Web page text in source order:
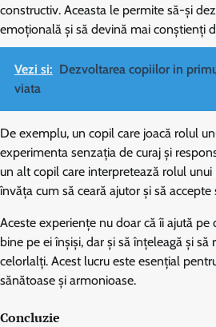
constructiv. Aceasta le permite să-și
emoțională și să devină mai conștienți
Vezi si: Dezvoltarea copiilor in
viata
De exemplu, un copil care joacă rolul
experimenta senzația de curaj și
un alt copil care interpretează rolul
învăța cum să ceară ajutor și să
Aceste experiențe nu doar că îi ajută pe
bine pe ei înșiși, dar și să înțeleagă și
celorlalți. Acest lucru este esențial
sănătoase și armonioase.
Concluzie